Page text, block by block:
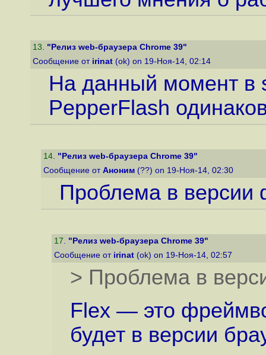
13. "Релиз web-браузера Chrome 39"
Сообщение от irinat (ok) on 19-Ноя-14, 02:14
На данный момент в
PepperFlash
14. "Релиз web-браузера Chrome 39"
Сообщение от Аноним (??) on 19-Ноя-14, 02:30
Проблема в
17. "Релиз web-браузера Chrome 39"
Сообщение от irinat (ok) on 19-Ноя-14, 02:57
> Проблема в
Flex — это
будет в версии